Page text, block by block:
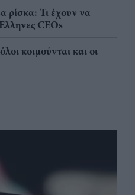
ρίσκα: Τι έχουν να
CEOs
κοιμούνται και οι